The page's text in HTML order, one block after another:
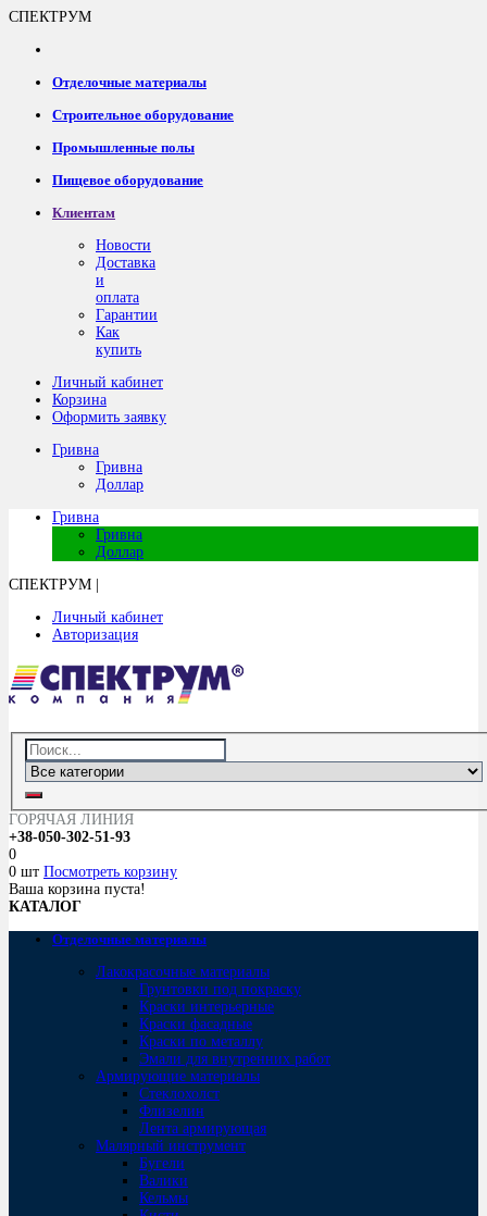
СПЕКТРУМ
Отделочные материалы
Строительное оборудование
Промышленные полы
Пищевое оборудование
Клиентам
Новости
Доставка
и
оплата
Гарантии
Как
купить
Личный кабинет
Корзина
Оформить заявку
Гривна
Гривна
Доллар
Гривна
Гривна
Доллар
СПЕКТРУМ
Личный кабинет
Авторизация
ГОРЯЧАЯ ЛИНИЯ
+38-050-302-51-93
0
0 шт Посмотреть корзину
Ваша корзина пуста!
КАТАЛОГ
Отделочные материалы
Лакокрасочные материалы
Грунтовки под покраску
Краски интерьерные
Краски фасадные
Краски по металлу
Эмали для внутренних работ
Армирующие материалы
Стеклохолст
Флизелин
Лента армирующая
Малярный инструмент
Бугели
Валики
Кельмы